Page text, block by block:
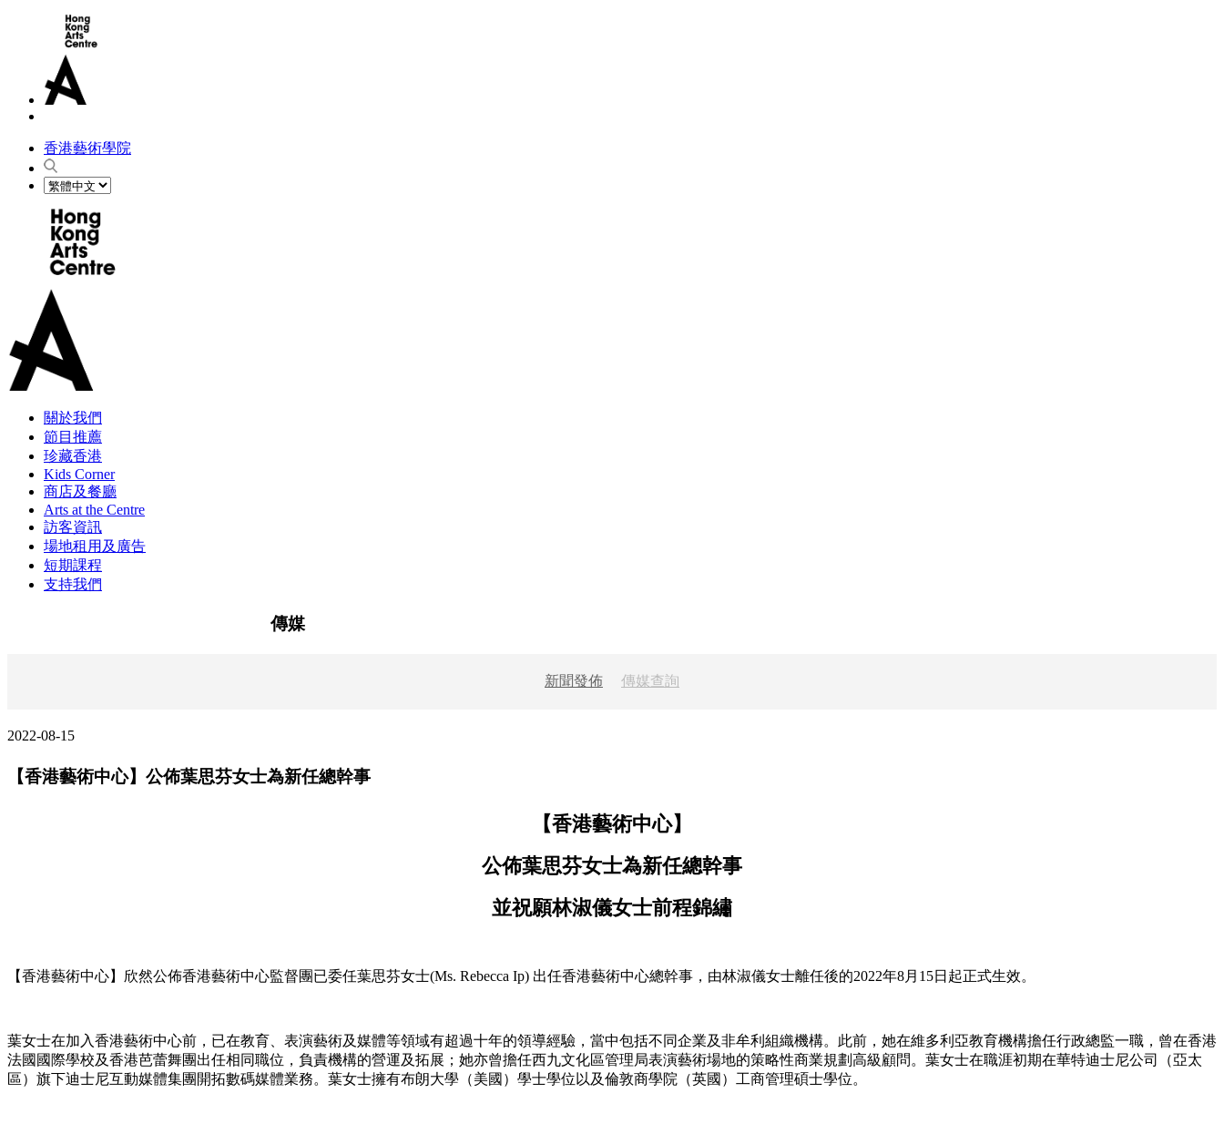
香港藝術學院
關於我們
節目推薦
珍藏香港
Kids Corner
商店及餐廳
Arts at the Centre
訪客資訊
場地租用及廣告
短期課程
支持我們
傳媒
新聞發佈 傳媒查詢
2022-08-15
【香港藝術中心】公佈葉思芬女士為新任總幹事
【香港藝術中心】
公佈葉思芬女士為新任總幹事
並祝願林淑儀女士前程錦繡
【香港藝術中心】欣然公佈香港藝術中心監督團已委任葉思芬女士(Ms. Rebecca Ip) 出任香港藝術中心總幹事，由林淑儀女士離任後的2022年8月15日起正式生效。
葉女士在加入香港藝術中心前，已在教育、表演藝術及媒體等領域有超過十年的領導經驗，當中包括不同企業及非牟利組織機構。此前，她在維多利亞教育機構擔任行政總監一職，曾在香港
法國國際學校及香港芭蕾舞團出任相同職位，負責機構的營運及拓展；她亦曾擔任西九文化區管理局表演藝術場地的策略性商業規劃高級顧問。葉女士在職涯初期在華特迪士尼公司（亞太
區）旗下迪士尼互動媒體集團開拓數碼媒體業務。葉女士擁有布朗大學（美國）學士學位以及倫敦商學院（英國）工商管理碩士學位。